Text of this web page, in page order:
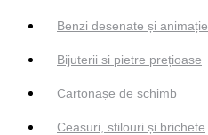
Benzi desenate și animație
Bijuterii si pietre prețioase
Cartonașe de schimb
Ceasuri, stilouri și brichete